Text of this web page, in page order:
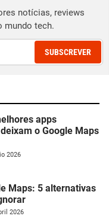
notícias, reviews
mundo tech.
SUBSCREVER
apps
o Google Maps
2026
Maps: 5 alternativas
2026